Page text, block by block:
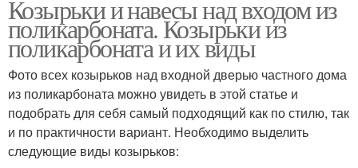
Козырьки и навесы над входом из
поликарбоната. Козырьки из
поликарбоната и их виды
Фото всех козырьков над входной дверью частного дома
из поликарбоната можно увидеть в этой статье и
подобрать для себя самый подходящий как по стилю, так
и по практичности вариант. Необходимо выделить
следующие виды козырьков: